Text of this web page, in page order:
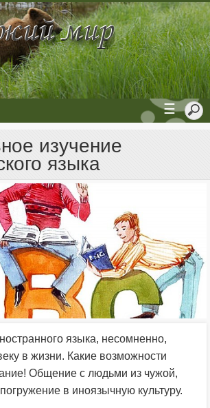
☰
изучение
языка
языка, несомненно,
в жизни. Какие возможности
Общение с людьми из чужой,
в иноязычную культуру.